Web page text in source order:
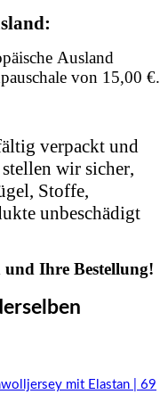
Ausland
von 15,00 €.
verpackt und
wir sicher,
Stoffe,
unbeschädigt
Ihre Bestellung!